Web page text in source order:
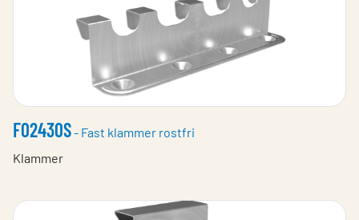
F02430S- Fast klammer rostfri
Klammer